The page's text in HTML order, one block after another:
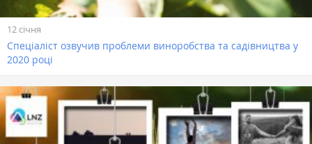
12 січня
Спеціаліст озвучив проблеми виноробства та садівництва у
2020 році